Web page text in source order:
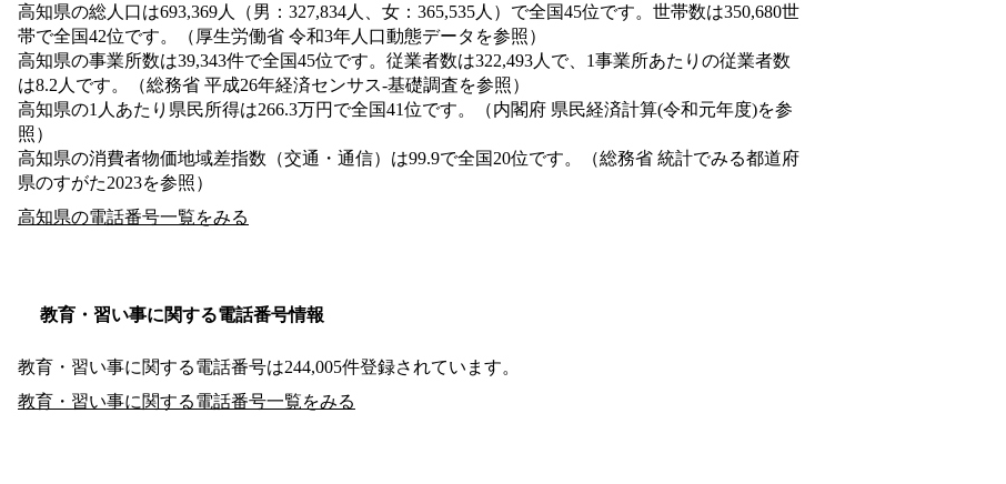
高知県の総人口は693,369人（男：327,834人、女：365,535人）で全国45位です。世帯数は350,680世
帯で全国42位です。（厚生労働省 令和3年人口動態データを参照）
高知県の事業所数は39,343件で全国45位です。従業者数は322,493人で、1事業所あたりの従業者数
は8.2人です。（総務省 平成26年経済センサス‐基礎調査を参照）
高知県の1人あたり県民所得は266.3万円で全国41位です。（内閣府 県民経済計算(令和元年度)を参
照）
高知県の消費者物価地域差指数（交通・通信）は99.9で全国20位です。（総務省 統計でみる都道府
県のすがた2023を参照）
高知県の電話番号一覧をみる
教育・習い事に関する電話番号情報
教育・習い事に関する電話番号は244,005件登録されています。
教育・習い事に関する電話番号一覧をみる